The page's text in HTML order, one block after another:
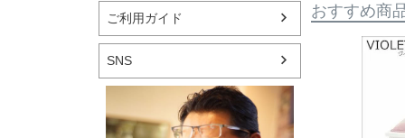
ご利用ガイド
SNS
おすすめ商